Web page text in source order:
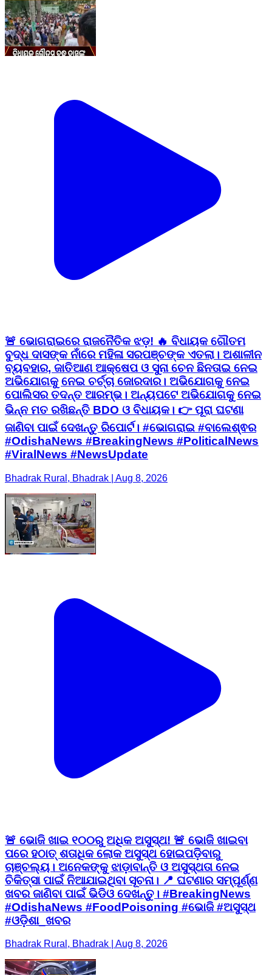
🚨 ଭୋଗରାଇରେ ରାଜନୈତିକ ଝଡ଼! 🔥 ବିଧାୟକ ଗୌତମ
ବୁଦ୍ଧ ଦାସଙ୍କ ନାଁରେ ମହିଳା ସରପଞ୍ଚଙ୍କ ଏତଲା। ଅଶାଳୀନ
ବ୍ୟବହାର, ଜାତିଆଣ ଆକ୍ଷେପ ଓ ସୁନା ଚେନ ଛିନତାଇ ନେଇ
ଅଭିଯୋଗକୁ ନେଇ ଚର୍ଚ୍ଚା ଜୋରଦାର। ଅଭିଯୋଗକୁ ନେଇ
ପୋଲିସର ତଦନ୍ତ ଆରମ୍ଭ। ଅନ୍ୟପଟେ ଅଭିଯୋଗକୁ ନେଇ
ଭିନ୍ନ ମତ ରଖିଛନ୍ତି BDO ଓ ବିଧାୟକ। 👉 ପୂରା ଘଟଣା
ଜାଣିବା ପାଇଁ ଦେଖନ୍ତୁ ରିପୋର୍ଟ। #ଭୋଗରାଇ #ବାଲେଶ୍ଵର
#OdishaNews #BreakingNews #PoliticalNews
#ViralNews #NewsUpdate
Bhadrak Rural, Bhadrak | Aug 8, 2026
🚨 ଭୋଜି ଖାଇ ୧୦୦ରୁ ଅଧିକ ଅସୁସ୍ଥ! 🚨 ଭୋଜି ଖାଇବା
ପରେ ହଠାତ୍ ଶତାଧିକ ଲୋକ ଅସୁସ୍ଥ ହୋଇପଡ଼ିବାରୁ
ଚାଞ୍ଚଲ୍ୟ। ଅନେକଙ୍କୁ ଝାଡ଼ାବାନ୍ତି ଓ ଅସୁସ୍ଥତା ନେଇ
ଚିକିତ୍ସା ପାଇଁ ନିଆଯାଇଥିବା ସୂଚନା। 📍 ଘଟଣାର ସମ୍ପୂର୍ଣ୍ଣ
ଖବର ଜାଣିବା ପାଇଁ ଭିଡିଓ ଦେଖନ୍ତୁ। #BreakingNews
#OdishaNews #FoodPoisoning #ଭୋଜି #ଅସୁସ୍ଥ
#ଓଡ଼ିଶା_ଖବର
Bhadrak Rural, Bhadrak | Aug 8, 2026